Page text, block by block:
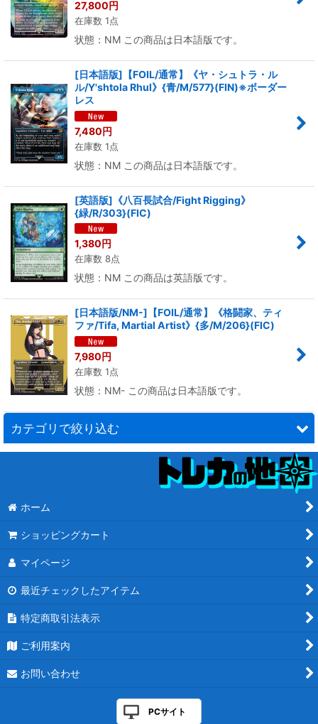
27,800円
在庫数 1点
状態：NM この商品は日本語版です。
[日本語版]【FOIL/通常】《ヤ・シュトラ・ル
ル/Y'shtola Rhul》{青/M/577}(FIN)※ボーダー
レス
7,480円
在庫数 1点
状態：NM この商品は日本語版です。
[英語版]《八百長試合/Fight Rigging》
{緑/R/303}(FIC)
1,380円
在庫数 8点
状態：NM この商品は英語版です。
[日本語版/NM-]【FOIL/通常】《格闘家、ティ
ファ/Tifa, Martial Artist》{多/M/206}(FIC)
7,980円
在庫数 1点
状態：NM- この商品は日本語版です。
カテゴリで絞り込む
ブースター・ファン
アンコモン・コモン
継承史
基本土地
トークン・紋章
フォイル
ホーム
ショッピングカート
マイページ
最近チェックしたアイテム
特定商取引法表示
ご利用案内
お問い合わせ
PCサイト